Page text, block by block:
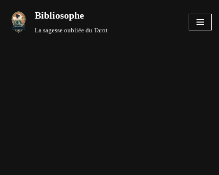
Aller
Bibliosophe
La sagesse oubliée du Tarot